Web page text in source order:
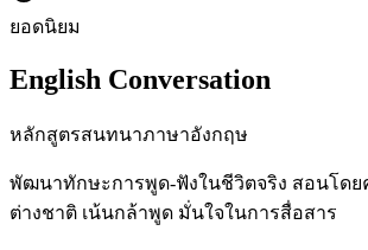
ยอดนิยม
English Conversation
หลักสูตรสนทนาภาษาอังกฤษ
พัฒนาทักษะการพูด-ฟังในชีวิตจริง สอนโดย
ต่างชาติ เน้นกล้าพูด มั่นใจในการสื่อสาร